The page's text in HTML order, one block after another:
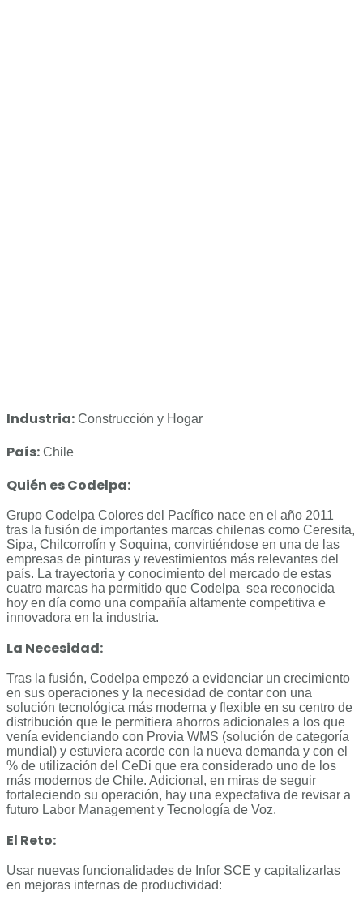
Industria: Construcción y Hogar
País: Chile
Quién es Codelpa:
Grupo Codelpa Colores del Pacífico nace en el año 2011
tras la fusión de importantes marcas chilenas como Ceresita,
Sipa, Chilcorrofín y Soquina, convirtiéndose en una de las
empresas de pinturas y revestimientos más relevantes del
país. La trayectoria y conocimiento del mercado de estas
cuatro marcas ha permitido que Codelpa sea reconocida
hoy en día como una compañía altamente competitiva e
innovadora en la industria.
La Necesidad:
Tras la fusión, Codelpa empezó a evidenciar un crecimiento
en sus operaciones y la necesidad de contar con una
solución tecnológica más moderna y flexible en su centro de
distribución que le permitiera ahorros adicionales a los que
venía evidenciando con Provia WMS (solución de categoría
mundial) y estuviera acorde con la nueva demanda y con el
% de utilización del CeDi que era considerado uno de los
más modernos de Chile. Adicional, en miras de seguir
fortaleciendo su operación, hay una expectativa de revisar a
futuro Labor Management y Tecnología de Voz.
El Reto:
Usar nuevas funcionalidades de Infor SCE y capitalizarlas
en mejoras internas de productividad: